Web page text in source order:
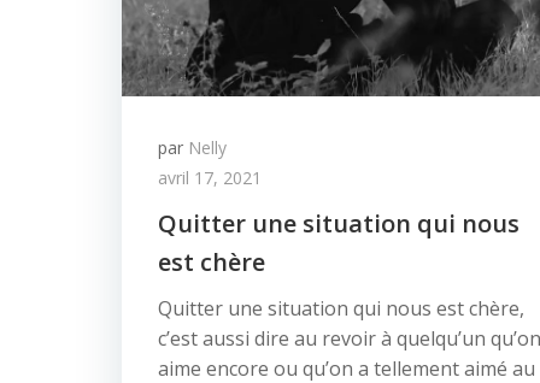
par Nelly
avril 17, 2021
Quitter une situation qui nous
est chère
Quitter une situation qui nous est chère,
c’est aussi dire au revoir à quelqu’un qu’on
aime encore ou qu’on a tellement aimé au